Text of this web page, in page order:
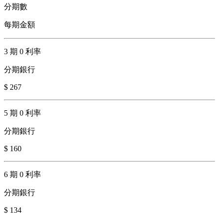
分期數
每期金額
3 期 0 利率
分期銀行
$ 267
5 期 0 利率
分期銀行
$ 160
6 期 0 利率
分期銀行
$ 134